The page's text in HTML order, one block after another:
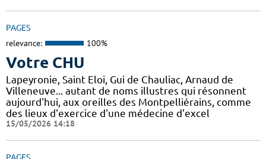
PAGES
relevance: 100%
Votre CHU
Lapeyronie, Saint Eloi, Gui de Chauliac, Arnaud de
Villeneuve... autant de noms illustres qui résonnent
aujourd'hui, aux oreilles des Montpelliérains, comme
des lieux d'exercice d'une médecine d'excel
15/05/2026 14:18